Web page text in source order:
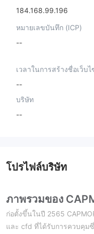
184.168.99.196
หมายเลขบันทึก (ICP)
--
เวลาในการสร้างชื่อเว็บไ
--
บริษัท
--
โปรไฟล์บริษัท
ภาพรวมของ
ก่อตั้งขึ้นในปี 2565
และ cfd ที่ได้รับการควบคุม